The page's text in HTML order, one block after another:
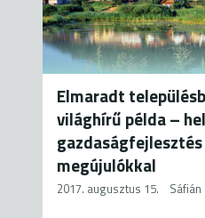
Elmaradt
világhírű példa –
gazdaságfejlesztés
megújulókkal
2017. augusztus 15. Sáfián